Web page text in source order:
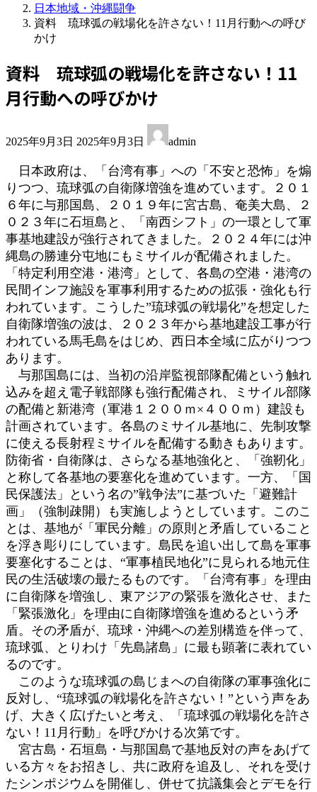
日本地域・沖縄闘争
資料 琉球弧の戦場化を許さない！11月行動への呼び
かけ
資料 琉球弧の戦場化を許さない！11
月行動への呼びかけ
2025年9月3日 終
新
日
時
:
2025年9月3日 admin
日本政府は、「台湾有事」への「不安と恐怖」を煽
りつつ、琉球弧の自衛隊増強を進めています。２０１
６年に与那国島、２０１９年に宮古島、奄美大島、２
０２３年に石垣島と、「南西シフト」の一環として軍
事基地建設が強行されてきました。２０２４年には沖
縄島の勝連分屯地にもミサイルが配備されました。
「特定利用空港・港湾」として、各島の空港・港湾の
民間インフ施設を軍事利用するための拡張・強化も行
われています。こうした”琉球弧の戦場化”を想定した
自衛隊増強の波は、２０２３年から基地建設工事が行
われている馬毛島をはじめ、西日本全域に広がりつつ
あります。
与那国島には、当初の沿岸監視部隊配備という触れ
込みを超え電子戦部隊も強行配備され、ミサイル部隊
の配備と新港湾（軍港１２００ｍ×４００ｍ）建設も
計画されています。各島のミサイル基地に、先制攻撃
に使える長射程ミサイルを配備する動きもあります。
防衛省・自衛隊は、さらなる基地強化と、「強靭化」
と称して各基地の要塞化を進めています。一方、「国
民保護法」という名の”戦争法”に基づいた「避難計
画」（強制疎開）も実施しようとしています。このこ
とは、基地が「軍民分離」の原則と矛盾していること
を浮き彫りにしています。島民を追い出して島を軍事
要塞化することは、“軍事植民地化”に見られる地元住
民の生活破壊の最たるものです。「台湾有事」を理由
に自衛隊を増強し、東アジアの緊張を激化させ、また
「緊張激化」を理由に自衛隊増強を進めるという矛
盾。その矛盾が、琉球・沖縄への差別構造を伴って、
琉球弧、とりわけ「先島諸島」に最も顕著に表れてい
るのです。
このような琉球弧の島じまへの自衛隊の軍事強化に
反対し、“琉球弧の戦場化を許さない！”という声をあ
げ、大きく広げたいと考え、「琉球弧の戦場化を許さ
ない！11月行動」を呼びかける次第です。
宮古島・石垣島・与那国島で基地反対の声をあげて
いる方々をお招きし、共に政府を追及し、それを受け
たシンポジウムを開催し、併せて抗議集会とデモを行